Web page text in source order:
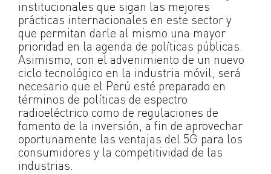
institucionales que sigan las mejores
prácticas internacionales en este sector y
que permitan darle al mismo una mayor
prioridad en la agenda de políticas públicas.
Asimismo, con el advenimiento de un nuevo
ciclo tecnológico en la industria móvil, será
necesario que el Perú esté preparado en
términos de políticas de espectro
radioeléctrico como de regulaciones de
fomento de la inversión, a fin de aprovechar
oportunamente las ventajas del 5G para los
consumidores y la competitividad de las
industrias.